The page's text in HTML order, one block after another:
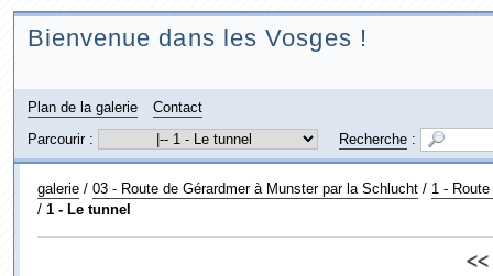
Bienvenue dans les Vosges !
Plan de la galerie
Contact
Parcourir :
Recherche:
galerie/ 03 - Route de Gérardmer à Munster par la Schlucht/ 1 -
/ 1 - Le tunnel
<<